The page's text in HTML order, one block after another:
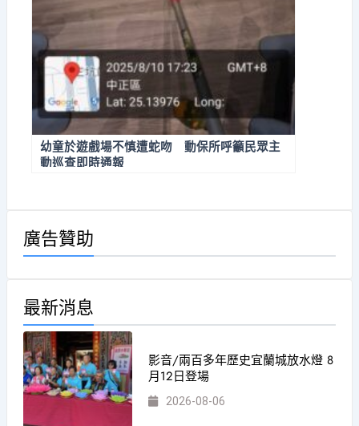
幼童於遊戲場不慎遭蛇吻 動保所呼籲民眾主
動巡查即時通報
廣告贊助
最新消息
影音/兩百多年歷史宜蘭城放水燈 8
月12日登場
2026-08-06